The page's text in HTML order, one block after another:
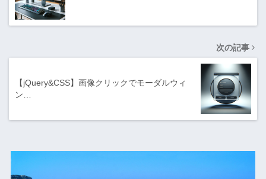
次の記事
【jQuery&CSS】画像クリックでモーダルウィ
ン…